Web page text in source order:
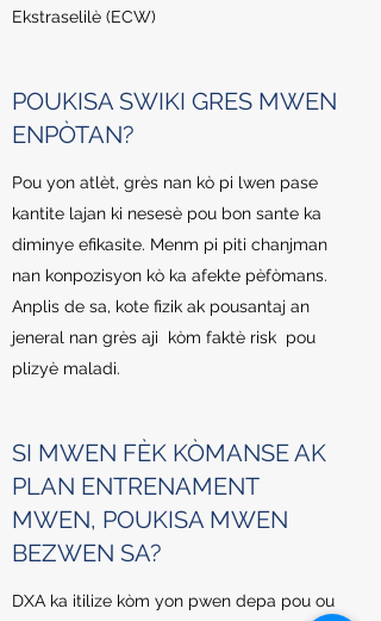
Ekstraselilè (ECW)
POUKISA SWIKI GRES MWEN
ENPÒTAN?
Pou yon atlèt, grès nan kò pi lwen pase
kantite lajan ki nesesè pou bon sante ka
diminye efikasite. Menm pi piti chanjman
nan konpozisyon kò ka afekte pèfòmans.
Anplis de sa, kote fizik ak pousantaj an
jeneral nan grès aji kòm faktè risk pou
plizyè maladi.
SI MWEN FÈK KÒMANSE AK
PLAN ENTRENAMENT
MWEN, POUKISA MWEN
BEZWEN SA?
DXA ka itilize kòm yon pwen depa pou ou